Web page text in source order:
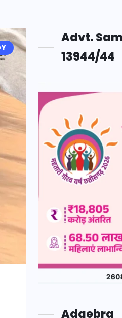
Advt.
13944/44
Adgebra